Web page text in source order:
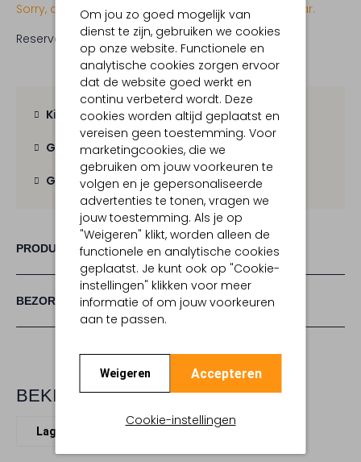
Om jou zo goed mogelijk van
dienst te zijn, gebruiken we cookies
op onze website. Functionele en
analytische cookies zorgen ervoor
dat de website goed werkt en
continu verbeterd wordt. Deze
cookies worden altijd geplaatst en
vereisen geen toestemming. Voor
marketingcookies, die we
gebruiken om jouw voorkeuren te
volgen en je gepersonaliseerde
advertenties te tonen, vragen we
jouw toestemming. Als je op
"Weigeren" klikt, worden alleen de
functionele en analytische cookies
geplaatst. Je kunt ook op "Cookie-
instellingen" klikken voor meer
informatie of om jouw voorkeuren
aan te passen.
Weigeren Accepteren
Cookie-instellingen
Sorry, dit item is momenteel (nog) niet beschikbaar.
Reserveer direct in een van onze 19 boutiques
Kies zelf je bezorgmoment
Gratis verzendingvanaf € 100,-
Gratis retourbinnen 30 dagen
PRODUCT INFORMATIE
BEZORGEN & RETOURNEREN
BEKIJK MEER
Lage sneakers